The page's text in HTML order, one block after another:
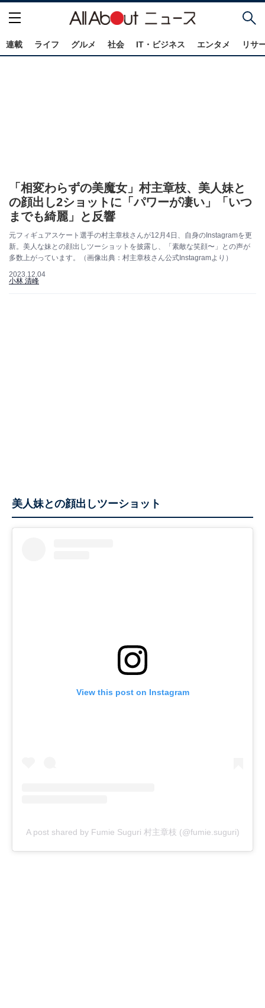
連載 ライフ グルメ 社会 IT・ビジネス エンタメ リサ
「相変わらずの美魔女」村主章枝、美人妹と
の顔出し2ショットに「パワーが凄い」「いつ
までも綺麗」と反響
元フィギュアスケート選手の村主章枝さんが12月4日、自身のInstagramを更
新。美人な妹との顔出しツーショットを披露し、「素敵な笑顔〜」との声が
多数上がっています。（画像出典：村主章枝さん公式Instagramより）
2023.12.04
小林 清峰
美人妹との顔出しツーショット
View this post on Instagram
A post shared by Fumie Suguri 村主章枝 (@fumie.suguri)